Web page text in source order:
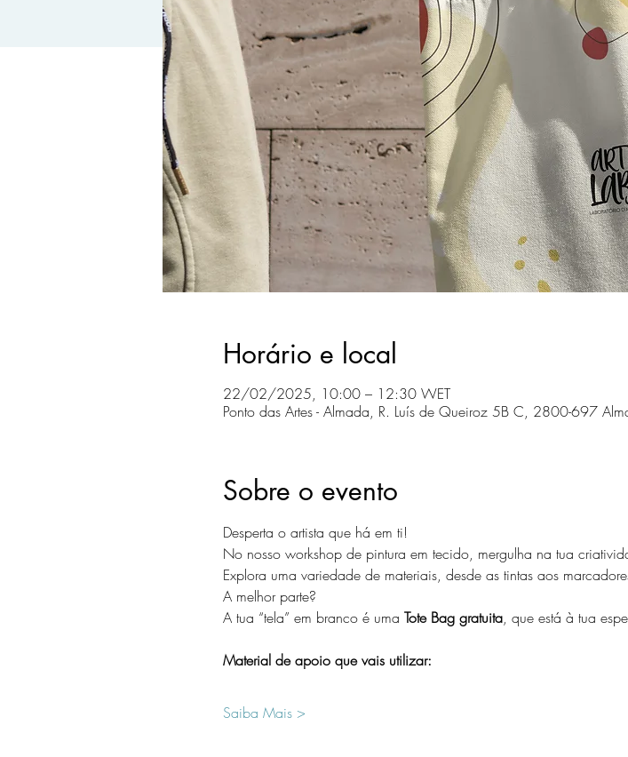
Horário e local
22/02/2025, 10:00 – 12:30 WET
Ponto das Artes - Almada, R. Luís de Queiroz 5B C, 2800-697
Sobre o evento
Desperta o artista que há em ti!
No nosso workshop de pintura em tecido, mergulha na tua
Explora uma variedade de materiais, desde as tintas aos
A melhor parte?
A tua “tela” em branco é uma Tote Bag gratuita, que está à tua
Material de apoio que vais utilizar:
Saiba Mais >